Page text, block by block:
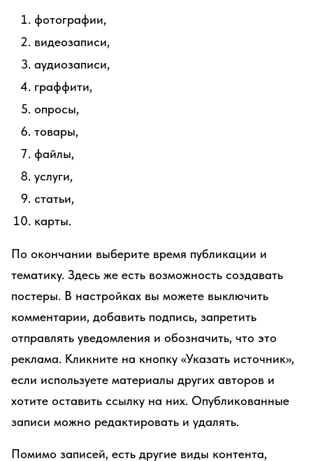
фотографии,
видеозаписи,
аудиозаписи,
граффити,
опросы,
товары,
файлы,
услуги,
статьи,
карты.
По окончании выберите время публикации и
тематику. Здесь же есть возможность создавать
постеры. В настройках вы можете выключить
комментарии, добавить подпись, запретить
отправлять уведомления и обозначить, что это
реклама. Кликните на кнопку «Указать источник»,
если используете материалы других авторов и
хотите оставить ссылку на них. Опубликованные
записи можно редактировать и удалять.
Помимо записей, есть другие виды контента,